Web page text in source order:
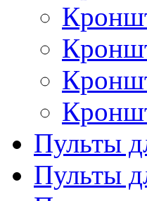
Пульты
Пульты